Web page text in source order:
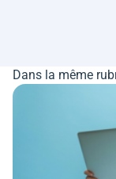
Dans la même